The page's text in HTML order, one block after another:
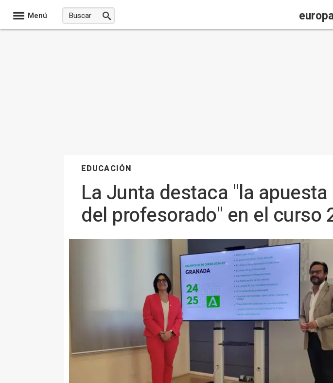
Menú
EDUCACIÓN
La Junta destaca "la
del profesorado" en el curso